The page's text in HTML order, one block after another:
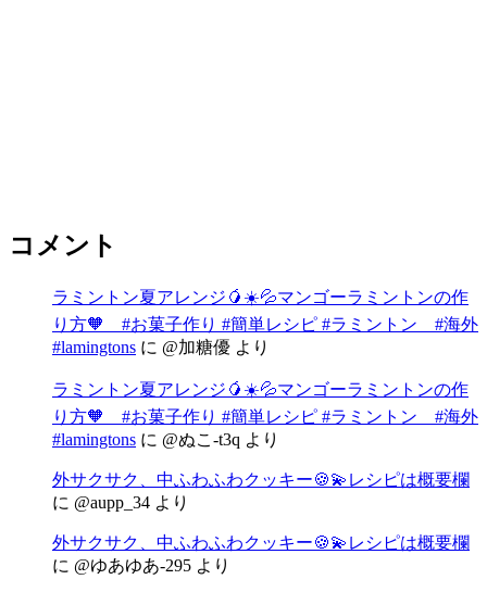
コメント
ラミントン夏アレンジ🥭☀️💦マンゴーラミントンの作
り方🧡 #お菓子作り #簡単レシピ #ラミントン #海外
#lamingtons に @加糖優 より
ラミントン夏アレンジ🥭☀️💦マンゴーラミントンの作
り方🧡 #お菓子作り #簡単レシピ #ラミントン #海外
#lamingtons に @ぬこ-t3q より
外サクサク、中ふわふわクッキー🍪💫レシピは概要欄
に @aupp_34 より
外サクサク、中ふわふわクッキー🍪💫レシピは概要欄
に @ゆあゆあ-295 より